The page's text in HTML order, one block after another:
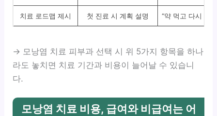
치료 로드맵 제시 첫 진료 시 계획 설명 “약 먹고 다시 오
→ 모낭염 치료 피부과 선택 시 위 5가지 항목을 하나
라도 놓치면 치료 기간과 비용이 늘어날 수 있습니
다.
모낭염 치료 비용, 급여와 비급여는 어